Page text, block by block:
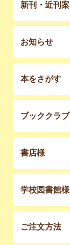
新刊・近刊
お知らせ
本をさがす
ブッククラブ
書店様
学校図書館様
ご注文方法